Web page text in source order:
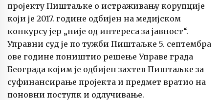
пројекту Пиштаљке о истраживању корупције
који је 2017. године одбијен на медијском
конкурсу јер „није од интереса за јавност“.
Управни суд је по тужби Пиштаљке 5. септембра
ове године поништио решење Управе града
Београда којим је одбијен захтев Пиштаљке за
суфинансирање пројекта и предмет вратио на
поновни поступк и одлучивање.